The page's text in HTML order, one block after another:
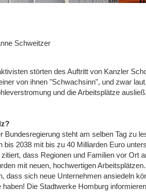
Schweitzer
störten des Auftritt von Kanzler
von ihnen "Schwachsinn", und zwar
und die Arbeitsplätze
Bundesregierung steht am selben Tag zu
bis 2038 mit bis zu 40 Milliarden Euro
dass Regionen und Familien vor Ort
mit neuen, hochwertigen
dass sich neue Unternehmen ansiedeln
Die Stadtwerke Homburg